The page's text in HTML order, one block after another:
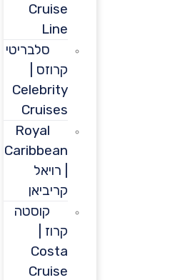
Cruise
סלבריטי
קרוזס |
Celebrity
Cruises
Royal
Caribbean
קריביאן
קוסטה
Costa
Cruise